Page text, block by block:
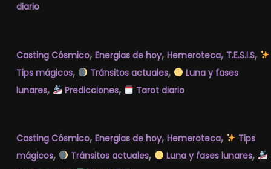
diario
Casting Cósmico, Energias de hoy, Hemeroteca, T.E.S.I.S,
Tips mágicos, Tránsitos actuales,
Luna y fases
lunares, Predicciones, Tarot diario
Casting Cósmico, Energias de hoy, Hemeroteca,
Tips
mágicos, Tránsitos actuales, Luna y fases lunares,